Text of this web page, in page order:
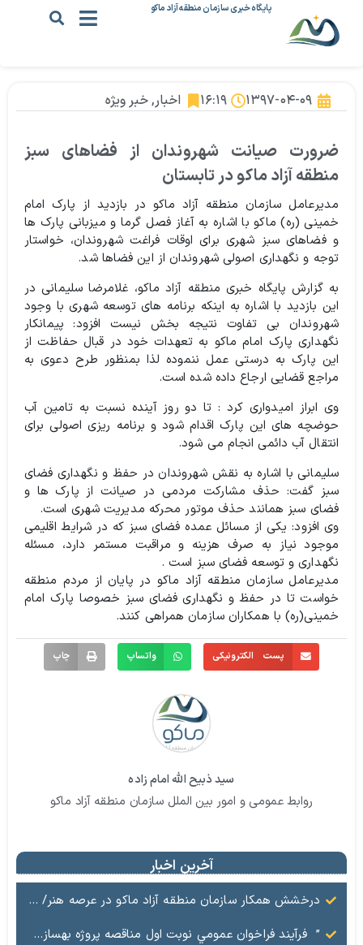
پایگاه خبری سازمان منطقه آزاد ماکو
۱۳۹۷-۰۴-۰۹ ۱۶:۱۹ اخبار,خبر ویژه
ضرورت صیانت شهروندان از فضاهای سبز
منطقه آزاد ماکو در تابستان
مدیرعامل سازمان منطقه آزاد ماکو در بازدید از پارک امام
خمینی (ره) ماکو با اشاره به آغاز فصل گرما و میزبانی پارک ها
و فضاهای سبز شهری برای اوقات فراغت شهروندان، خواستار
توجه و نگهداری اصولی شهروندان از این فضاها شد.
به گزارش پایگاه خبری منطقه آزاد ماکو، غلامرضا سلیمانی در
این بازدید با اشاره به اینکه برنامه های توسعه شهری با وجود
شهروندان بی تفاوت نتیجه بخش نیست افزود: پیمانکار
نگهداری پارک امام ماکو به تعهدات خود در قبال حفاظت از
این پارک به درستی عمل ننموده لذا بمنظور طرح دعوی به
مراجع قضایی ارجاع داده شده است.
وی ابراز امیدواری کرد : تا دو روز آینده نسبت به تامین آب
حوضچه های این پارک اقدام شود و برنامه ریزی اصولی برای
انتقال آب دائمی انجام می شود.
سلیمانی با اشاره به نقش شهروندان در حفظ و نگهداری فضای
سبز گفت: حذف مشارکت مردمی در صیانت از پارک ها و
فضای سبز همانند حذف موتور محرکه مدیریت شهری است.
وی افزود: یکی از مسائل عمده فضای سبز که در شرایط اقلیمی
موجود نیاز به صرف هزینه و مراقبت مستمر دارد، مسئله
نگهداری و توسعه فضای سبز است .
مدیرعامل سازمان منطقه آزاد ماکو در پایان از مردم منطقه
خواست تا در حفظ و نگهداری فضای سبز خصوصا پارک امام
خمینی(ره) با همکاران سازمان همراهی کنند.
پست الکترونیکی واتساپ چاپ
سید ذبیح الله امام زاده
روابط عمومی و امور بین الملل سازمان منطقه آزاد ماکو
آخرین اخبار
درخشش همکار سازمان منطقه آزاد ماکو در عرصه هنر/ مستند تاریخی «زری خانم» به کارگردانی احد عبادی رونمایی شد
” فرآيند فراخوان عمومي نوبت اول مناقصه پروژه بهسازي و آسفالت راه و پاركينگ مجموعه آب درماني شهرستان شوط منطقه آزاد ماكو “